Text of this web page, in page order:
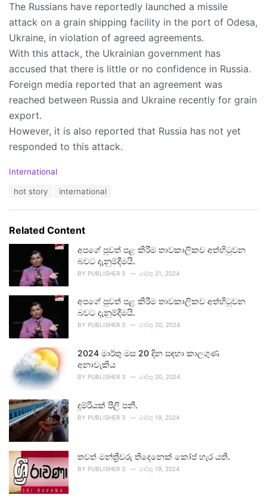
The Russians have reportedly launched a missile
attack on a grain shipping facility in the port of Odesa,
Ukraine, in violation of agreed agreements.
With this attack, the Ukrainian government has
accused that there is little or no confidence in Russia.
Foreign media reported that an agreement was
reached between Russia and Ukraine recently for grain
export.
However, it is also reported that Russia has not yet
responded to this attack.
C
o
r
i
International
:
hot story international
Related Content
අපගේ පුවත් පළ කිරීම තාවකාලිකව අත්හිටුවන
බවට දැනුම්දීමයි.
BY PUBLISHER 3 මාර්තු 21, 2024
අපගේ පුවත් පළ කිරීම තාවකාලිකව අත්හිටුවන
බවට දැනුම්දීමයි.
BY PUBLISHER 3 මාර්තු 20, 2024
2024 මාර්තු මස 20 දින සඳහා කාලගුණ
අනාවැකිය
BY PUBLISHER 3 මාර්තු 20, 2024
දුම්රියක් පීලි පනී.
BY PUBLISHER 3 මාර්තු 19, 2024
තවත් මන්ත්‍රීවරු තිදෙනෙක් කෝප් හැර යති.
BY PUBLISHER 3 මාර්තු 19, 2024